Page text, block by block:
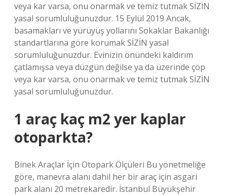
veya kar varsa, onu onarmak ve temiz tutmak SİZİN
yasal sorumluluğunuzdur. 15 Eylül 2019 Ancak,
basamakları ve yürüyüş yollarını Sokaklar Bakanlığı
standartlarına göre korumak SİZİN yasal
sorumluluğunuzdur. Evinizin önündeki kaldırım
çatlamışsa veya düzgün değilse ya da üzerinde çöp
veya kar varsa, onu onarmak ve temiz tutmak SİZİN
yasal sorumluluğunuzdur.
1 araç kaç m2 yer kaplar
otoparkta?
Binek Araçlar İçin Otopark Ölçüleri Bu yönetmeliğe
göre, manevra alanı dahil her bir araç için asgari
park alanı 20 metrekaredir. İstanbul Büyükşehir